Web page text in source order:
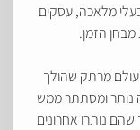
מלאכה, עסקים
מבחן הזמן.
מרתק שהולך
נותר ומסתתר ממש
נותרו אחרונים